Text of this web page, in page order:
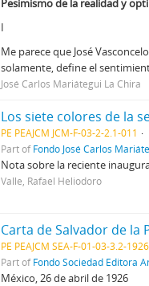
Pesimismo de la realidad y
I
Me parece que José
solamente, define el
José Carlos Mariátegui La Chira
Los siete colores de la
PE PEAJCM JCM-F-03-2-2.1-011
Part ofFondo José Carlos
Nota sobre la reciente
Valle, Rafael Heliodoro
Carta de Salvador de la
PE PEAJCM SEA-F-01-03-3.2-
Part ofFondo Sociedad Editora
México, 26 de abril de 1926